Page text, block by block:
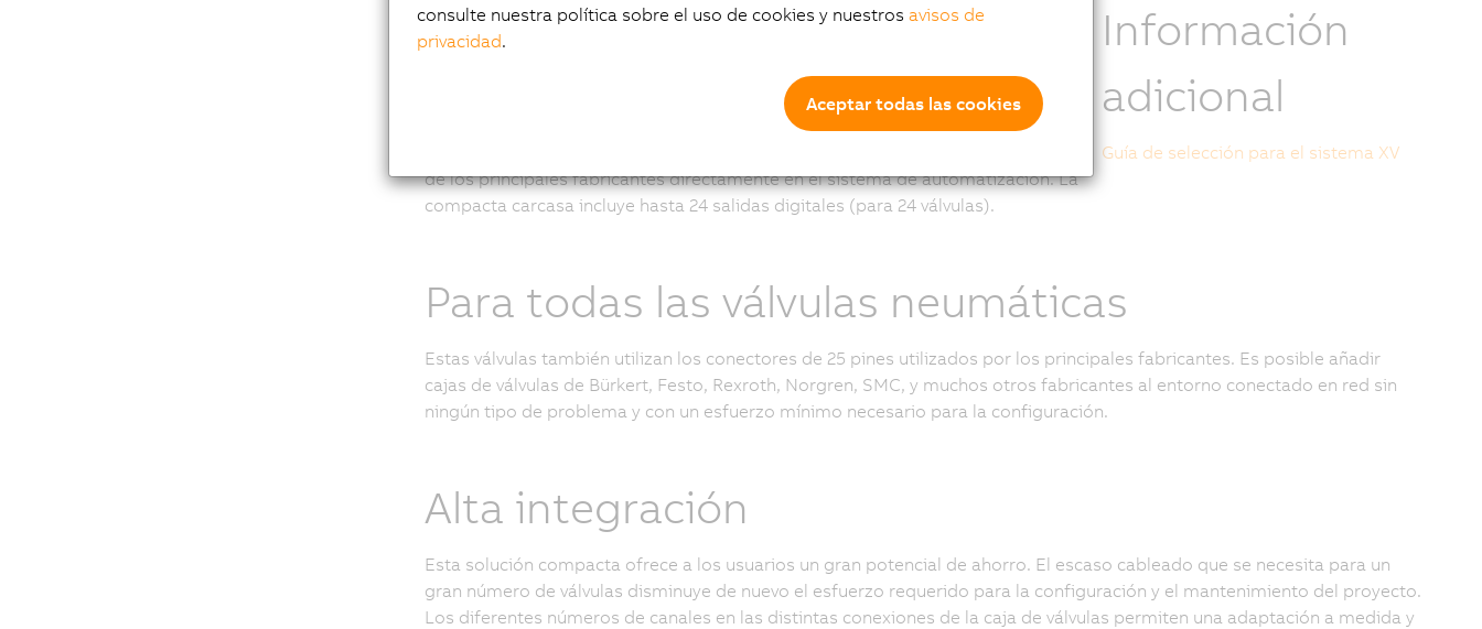
Conexión de bus de campo
directa en la válvula
de los principales fabricantes directamente en el sistema de automatización. La
compacta carcasa incluye hasta 24 salidas digitales (para 24 válvulas).
Información
adicional
Guía de selección para el sistema XV
Para todas las válvulas neumáticas
Estas válvulas también utilizan los conectores de 25 pines utilizados por los principales fabricantes. Es posible añadir
cajas de válvulas de Bürkert, Festo, Rexroth, Norgren, SMC, y muchos otros fabricantes al entorno conectado en red sin
ningún tipo de problema y con un esfuerzo mínimo necesario para la configuración.
Alta integración
Esta solución compacta ofrece a los usuarios un gran potencial de ahorro. El escaso cableado que se necesita para un
gran número de válvulas disminuye de nuevo el esfuerzo requerido para la configuración y el mantenimiento del proyecto.
Los diferentes números de canales en las distintas conexiones de la caja de válvulas permiten una adaptación a medida y
consulte nuestra política sobre el uso de cookies y nuestros avisos de
privacidad.
Aceptar todas las cookies